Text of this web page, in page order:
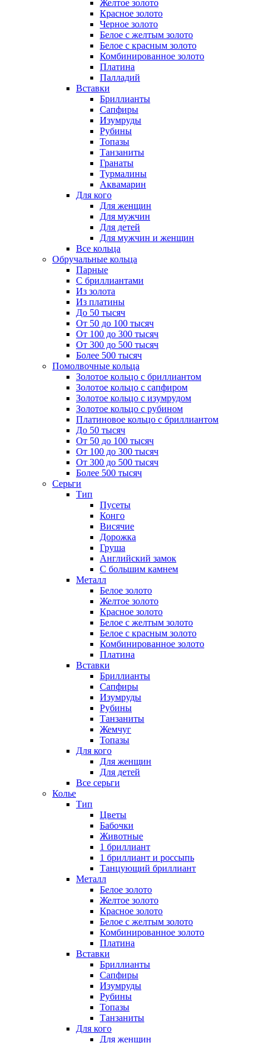
Желтое золото
Красное золото
Черное золото
Белое с желтым золото
Белое с красным золото
Комбинированное золото
Платина
Палладий
Вставки
Бриллианты
Сапфиры
Изумруды
Рубины
Топазы
Танзаниты
Гранаты
Турмалины
Аквамарин
Для кого
Для женщин
Для мужчин
Для детей
Для мужчин и женщин
Все кольца
Обручальные кольца
Парные
С бриллиантами
Из золота
Из платины
До 50 тысяч
От 50 до 100 тысяч
От 100 до 300 тысяч
От 300 до 500 тысяч
Более 500 тысяч
Помолвочные кольца
Золотое кольцо с бриллиантом
Золотое кольцо с сапфиром
Золотое кольцо с изумрудом
Золотое кольцо с рубином
Платиновое кольцо с бриллиантом
До 50 тысяч
От 50 до 100 тысяч
От 100 до 300 тысяч
От 300 до 500 тысяч
Более 500 тысяч
Серьги
Тип
Пусеты
Конго
Висячие
Дорожка
Груша
Английский замок
С большим камнем
Металл
Белое золото
Желтое золото
Красное золото
Белое с желтым золото
Белое с красным золото
Комбинированное золото
Платина
Вставки
Бриллианты
Сапфиры
Изумруды
Рубины
Танзаниты
Жемчуг
Топазы
Для кого
Для женщин
Для детей
Все серьги
Колье
Тип
Цветы
Бабочки
Животные
1 бриллиант
1 бриллиант и россыпь
Танцующий бриллиант
Металл
Белое золото
Желтое золото
Красное золото
Белое с желтым золото
Комбинированное золото
Платина
Вставки
Бриллианты
Сапфиры
Изумруды
Рубины
Топазы
Танзаниты
Для кого
Для женщин